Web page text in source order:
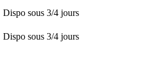
Dispo sous 3/4 jours
Dispo sous 3/4 jours